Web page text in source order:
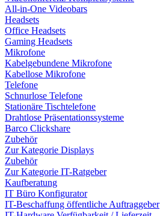
All-in-One Videobars
Headsets
Office Headsets
Gaming Headsets
Mikrofone
Kabelgebundene Mikrofone
Kabellose Mikrofone
Telefone
Schnurlose Telefone
Stationäre Tischtelefone
Drahtlose Präsentationssysteme
Barco Clickshare
Zubehör
Zur Kategorie Displays
Zubehör
Zur Kategorie IT-Ratgeber
Kaufberatung
IT Büro Konfigurator
IT-Beschaffung öffentliche Auftraggeber